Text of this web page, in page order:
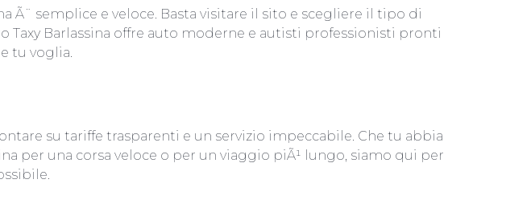
Ã¨ semplice e veloce. Basta visitare il sito e scegliere il tipo di
Taxy Barlassina offre auto moderne e autisti professionisti pronti
tu voglia.
su tariffe trasparenti e un servizio impeccabile. Che tu abbia
per una corsa veloce o per un viaggio piÃ¹ lungo, siamo qui per